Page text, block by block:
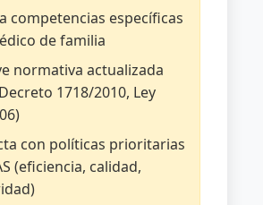
competencias específicas
de familia
normativa actualizada
1718/2010, Ley
con políticas prioritarias
(eficiencia, calidad,